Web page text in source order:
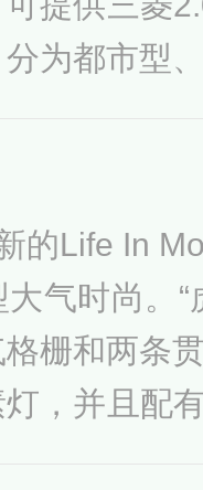
为都市型
外观、温
市SUV族
、智享空间
的Life In
气时尚。“
栅和两条
，并且配